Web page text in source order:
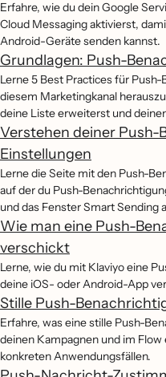
Erfahre, wie du dein Google
Cloud Messaging aktivierst,
Android-Geräte senden kannst.
Grundlagen: Push-
Lerne 5 Best Practices für
diesem Marketingkanal
deine Liste erweiterst und
Verstehen deiner
Einstellungen
Lerne die Seite mit den Push-
auf der du Push-
und das Fenster Smart Sending
Wie man eine Push-
verschickt
Lerne, wie du mit Klaviyo eine
deine iOS- oder Android-App
Stille Push-
Erfahre, was eine stille Push-
deinen Kampagnen und im
konkreten Anwendungsfällen.